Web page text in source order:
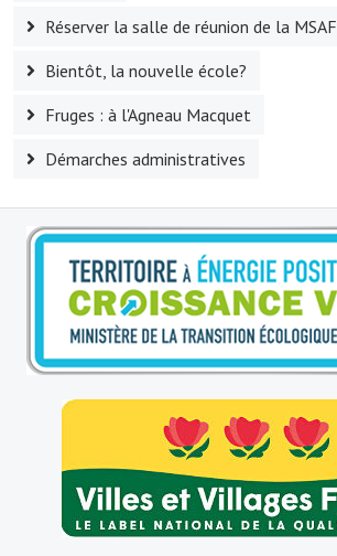
Le calendrier annuel
Liste et coordonnées des associations
TOURISME, PATRIMOINE
Fressin, ville d'histoire
L'église
Les panneaux du patrimoine
Le château
Réserver la salle de réunion de la MSAF
Bientôt, la nouvelle école?
Fruges : à l'Agneau Macquet
Démarches administratives